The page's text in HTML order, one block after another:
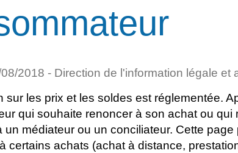
2018 - Direction de l'information légale et
sur les prix et les soldes est réglementée.
qui souhaite renoncer à son achat ou
un médiateur ou un conciliateur. Cette
certains achats (achat à distance,